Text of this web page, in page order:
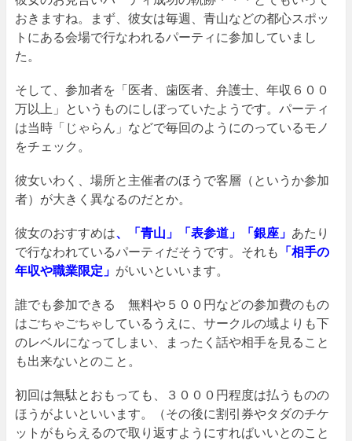
おきますね。まず、彼女は毎週、青山などの都心スポッ
トにある会場で行なわれるパーティに参加していまし
た。
そして、参加者を「医者、歯医者、弁護士、年収６００
万以上」というものにしぼっていたようです。パーティ
は当時「じゃらん」などで毎回のようにのっているモノ
をチェック。
彼女いわく、場所と主催者のほうで客層（というか参加
者）が大きく異なるのだとか。
彼女のおすすめは、「青山」「表参道」「銀座」 あたり
で行なわれているパーティだそうです。それも 「相手の
年収や職業限定」 がいいといいます。
誰でも参加できる 無料や５００円などの参加費のもの
はごちゃごちゃしているうえに、サークルの域よりも下
のレベルになってしまい、まったく話や相手を見ること
も出来ないとのこと。
初回は無駄とおもっても、３０００円程度は払うものの
ほうがよいといいます。（その後に割引券やタダのチケ
ットがもらえるので取り返すようにすればいいとのこと